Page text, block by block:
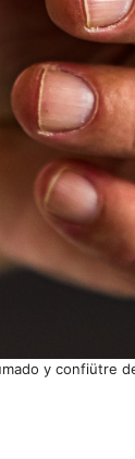
y confiütre